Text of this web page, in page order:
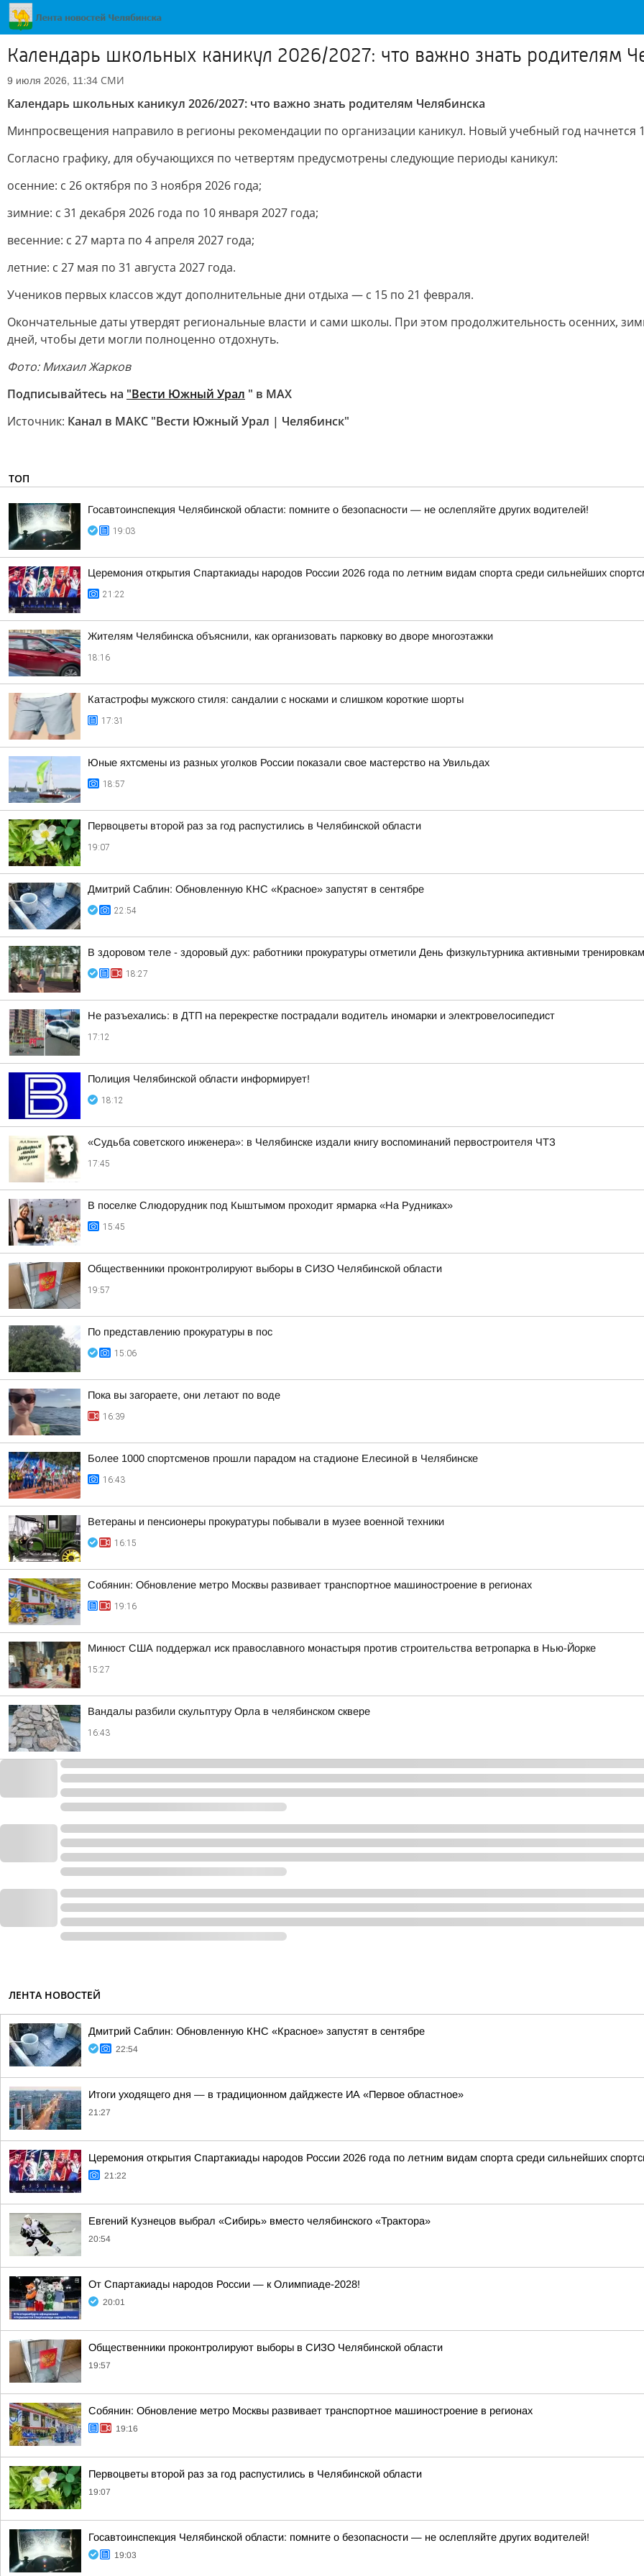
Календарь школьных каникул 2026/2027: что важно знать родителям
9 июля 2026, 11:34 СМИ
Календарь школьных каникул 2026/2027: что важно знать родителям Челябинска
Минпросвещения направило в регионы рекомендации по организации каникул. Новый учебный год начнется
Согласно графику, для обучающихся по четвертям предусмотрены следующие периоды каникул:
осенние: с 26 октября по 3 ноября 2026 года;
зимние: с 31 декабря 2026 года по 10 января 2027 года;
весенние: с 27 марта по 4 апреля 2027 года;
летние: с 27 мая по 31 августа 2027 года.
Учеников первых классов ждут дополнительные дни отдыха — с 15 по 21 февраля.
Окончательные даты утвердят региональные власти и сами школы. При этом продолжительность осенних,
дней, чтобы дети могли полноценно отдохнуть.
Фото: Михаил Жарков
Подписывайтесь на "Вести Южный Урал " в MAX
Источник: Канал в МАКС "Вести Южный Урал | Челябинск"
ТОП
Госавтоинспекция Челябинской области: помните о безопасности — не ослепляйте других водителей!
19:03
Церемония открытия Спартакиады народов России 2026 года по летним видам спорта среди сильнейших
21:22
Жителям Челябинска объяснили, как организовать парковку во дворе многоэтажки
18:16
Катастрофы мужского стиля: сандалии с носками и слишком короткие шорты
17:31
Юные яхтсмены из разных уголков России показали свое мастерство на Увильдах
18:57
Первоцветы второй раз за год распустились в Челябинской области
19:07
Дмитрий Саблин: Обновленную КНС «Красное» запустят в сентябре
22:54
В здоровом теле - здоровый дух: работники прокуратуры отметили День физкультурника активными
18:27
Не разъехались: в ДТП на перекрестке пострадали водитель иномарки и электровелосипедист
17:12
Полиция Челябинской области информирует!
18:12
«Судьба советского инженера»: в Челябинске издали книгу воспоминаний первостроителя ЧТЗ
17:45
В поселке Слюдорудник под Кыштымом проходит ярмарка «На Рудниках»
15:45
Общественники проконтролируют выборы в СИЗО Челябинской области
19:57
По представлению прокуратуры в пос
15:06
Пока вы загораете, они летают по воде
16:39
Более 1000 спортсменов прошли парадом на стадионе Елесиной в Челябинске
16:43
Ветераны и пенсионеры прокуратуры побывали в музее военной техники
16:15
Собянин: Обновление метро Москвы развивает транспортное машиностроение в регионах
19:16
Минюст США поддержал иск православного монастыря против строительства ветропарка в Нью-Йорке
15:27
Вандалы разбили скульптуру Орла в челябинском сквере
16:43
ЛЕНТА НОВОСТЕЙ
Дмитрий Саблин: Обновленную КНС «Красное» запустят в сентябре
22:54
Итоги уходящего дня — в традиционном дайджесте ИА «Первое областное»
21:27
Церемония открытия Спартакиады народов России 2026 года по летним видам спорта среди сильнейших
21:22
Евгений Кузнецов выбрал «Сибирь» вместо челябинского «Трактора»
20:54
От Спартакиады народов России — к Олимпиаде-2028!
20:01
Общественники проконтролируют выборы в СИЗО Челябинской области
19:57
Собянин: Обновление метро Москвы развивает транспортное машиностроение в регионах
19:16
Первоцветы второй раз за год распустились в Челябинской области
19:07
Госавтоинспекция Челябинской области: помните о безопасности — не ослепляйте других водителей!
19:03